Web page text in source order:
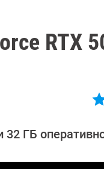
RTX
ГБ